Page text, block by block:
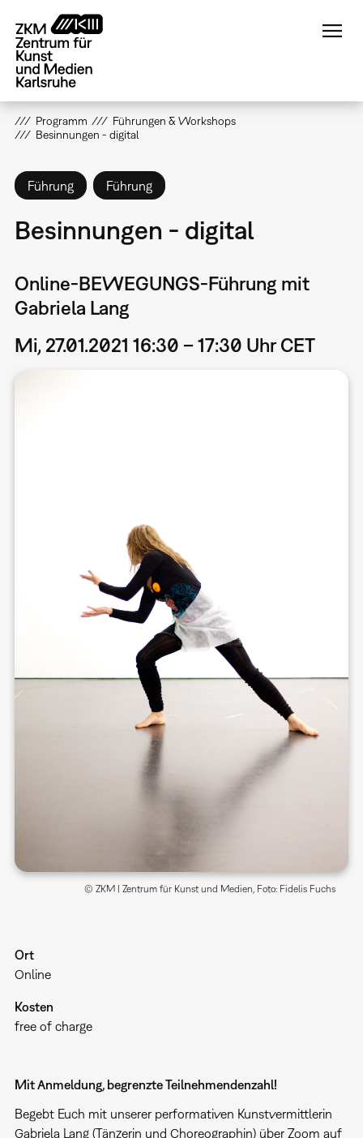
zum
Inhalt
Programm
Führungen & Workshops
Besinnungen - digital
Führung Führung
Besinnungen - digital
Online-BEWEGUNGS-Führung mit
Gabriela Lang
Mi, 27.01.2021 16:30 – 17:30 Uhr CET
© ZKM | Zentrum für Kunst und Medien, Foto: Fidelis Fuchs
Ort
Online
Kosten
free of charge
Mit Anmeldung, begrenzte Teilnehmendenzahl!
Begebt Euch mit unserer performativen Kunstvermittlerin
Gabriela Lang (Tänzerin und Choreographin) über Zoom auf